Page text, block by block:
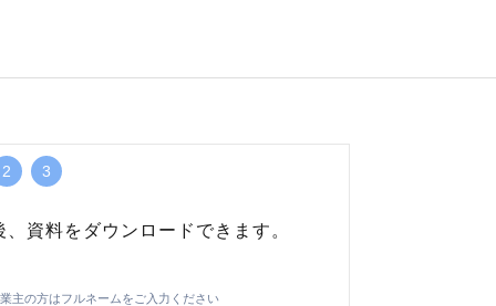
2 3
資料をダウンロードできます。
主の方はフルネームをご入力ください